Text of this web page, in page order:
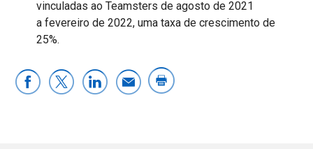
vinculadas ao Teamsters de agosto de 2021
a fevereiro de 2022, uma taxa de crescimento de
25%.